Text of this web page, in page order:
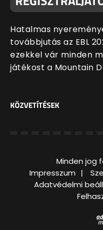
Hatalmas
továbbjutás az EBL
ezekkel vár minden
játékost a Mountain
KÖZVETÍTÉSEK
Minden jog
Impresszum
Adatvédelmi